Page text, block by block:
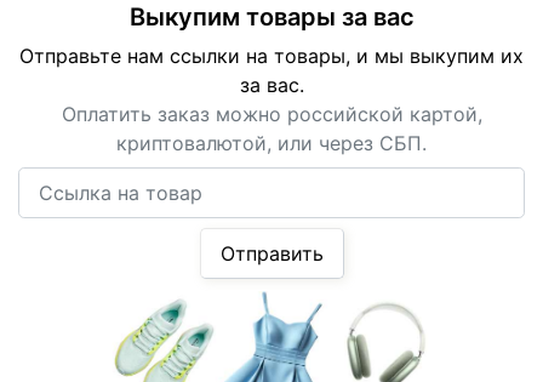
Выкупим товары за вас
Отправьте нам ссылки на товары, и мы выкупим их
за вас.
Оплатить заказ можно российской картой,
криптовалютой, или через СБП.
Отправить